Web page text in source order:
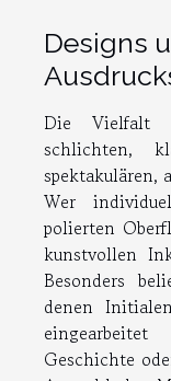
Designs
Die Vielfalt
schlichten,
spektakulären,
Wer
polierten
kunstvollen
Besonders
denen
Geschichte